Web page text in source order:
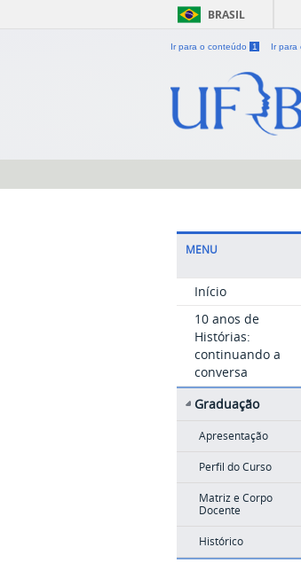
BRASIL
Ir para o conteúdo 1 Ir para
MENU
Início
10 anos de
Histórias:
continuando a
conversa
Graduação
Apresentação
Perfil do Curso
Matriz e Corpo
Docente
Histórico